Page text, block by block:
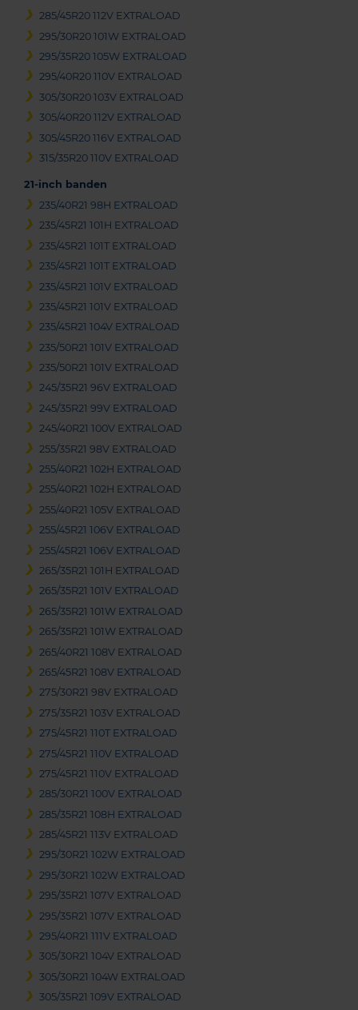
285/45R20 112V EXTRALOAD
295/30R20 101W EXTRALOAD
295/35R20 105W EXTRALOAD
295/40R20 110V EXTRALOAD
305/30R20 103V EXTRALOAD
305/40R20 112V EXTRALOAD
305/45R20 116V EXTRALOAD
315/35R20 110V EXTRALOAD
21-inch banden
235/40R21 98H EXTRALOAD
235/45R21 101H EXTRALOAD
235/45R21 101T EXTRALOAD
235/45R21 101T EXTRALOAD
235/45R21 101V EXTRALOAD
235/45R21 101V EXTRALOAD
235/45R21 104V EXTRALOAD
235/50R21 101V EXTRALOAD
235/50R21 101V EXTRALOAD
245/35R21 96V EXTRALOAD
245/35R21 99V EXTRALOAD
245/40R21 100V EXTRALOAD
255/35R21 98V EXTRALOAD
255/40R21 102H EXTRALOAD
255/40R21 102H EXTRALOAD
255/40R21 105V EXTRALOAD
255/45R21 106V EXTRALOAD
255/45R21 106V EXTRALOAD
265/35R21 101H EXTRALOAD
265/35R21 101V EXTRALOAD
265/35R21 101W EXTRALOAD
265/35R21 101W EXTRALOAD
265/40R21 108V EXTRALOAD
265/45R21 108V EXTRALOAD
275/30R21 98V EXTRALOAD
275/35R21 103V EXTRALOAD
275/45R21 110T EXTRALOAD
275/45R21 110V EXTRALOAD
275/45R21 110V EXTRALOAD
285/30R21 100V EXTRALOAD
285/35R21 108H EXTRALOAD
285/45R21 113V EXTRALOAD
295/30R21 102W EXTRALOAD
295/30R21 102W EXTRALOAD
295/35R21 107V EXTRALOAD
295/35R21 107V EXTRALOAD
295/40R21 111V EXTRALOAD
305/30R21 104V EXTRALOAD
305/30R21 104W EXTRALOAD
305/35R21 109V EXTRALOAD